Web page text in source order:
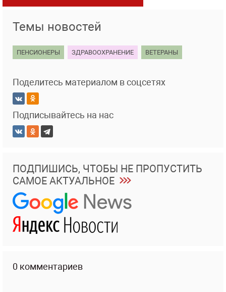
Темы новостей
ПЕНСИОНЕРЫ ЗДРАВООХРАНЕНИЕ ВЕТЕРАНЫ
Поделитесь материалом в соцсетях
Подписывайтесь на нас
ПОДПИШИСЬ, ЧТОБЫ НЕ ПРОПУСТИТЬ
САМОЕ АКТУАЛЬНОЕ
0 комментариев